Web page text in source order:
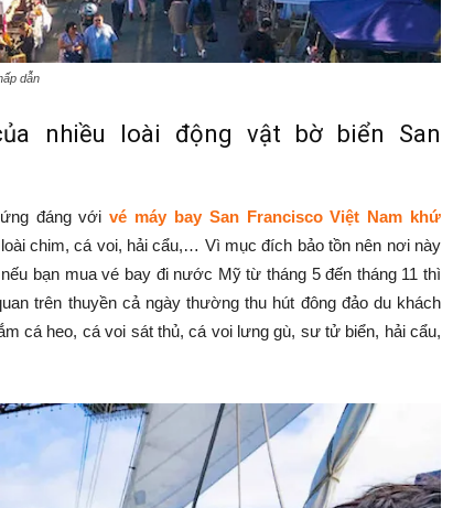
dẫn
nhiều loài động vật bờ biển San
đáng vớivé máy bay San Francisco Việt Nam khứ
chim, cá voi, hải cẩu,… Vì mục đích bảo tồn nên nơi này
bạn mua vé bay đi nước Mỹ từ tháng 5 đến tháng 11 thì
trên thuyền cả ngày thường thu hút đông đảo du khách
cá heo, cá voi sát thủ, cá voi lưng gù, sư tử biển, hải cẩu,